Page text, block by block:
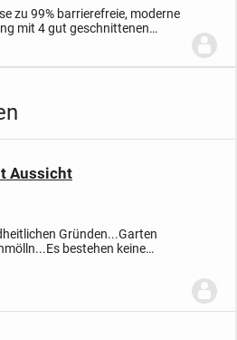
zu 99% barrierefreie, moderne
mit 4 gut geschnittenen
Aussicht
Gründen...Garten
Es bestehen keine